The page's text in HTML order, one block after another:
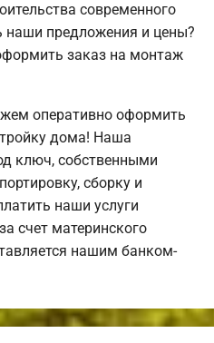
современного
наши предложения и цены?
заказ на монтаж
оперативно оформить
дома! Наша
ключ, собственными
сборку и
наши услуги
счет материнского
нашим банком-